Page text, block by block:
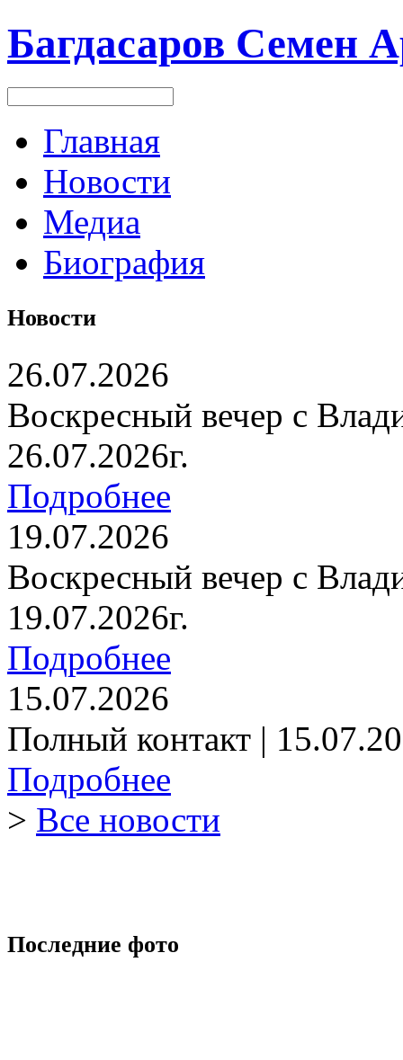
Багдасаров Семен
Главная
Новости
Медиа
Биография
Новости
26.07.2026
Воскресный вечер с
26.07.2026г.
Подробнее
19.07.2026
Воскресный вечер с
19.07.2026г.
Подробнее
15.07.2026
Полный контакт |
Подробнее
> Все новости
Последние фото